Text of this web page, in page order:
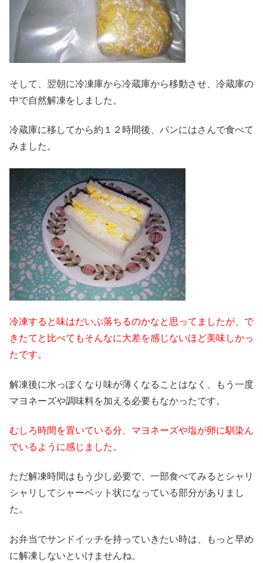
そして、翌朝に冷凍庫から冷蔵庫から移動させ、冷蔵庫の
中で自然解凍をしました。
冷蔵庫に移してから約１２時間後、パンにはさんで食べて
みました。
冷凍すると味はだいぶ落ちるのかなと思ってましたが、で
きたてと比べてもそんなに大差を感じないほど美味しかっ
たです。
解凍後に水っぽくなり味が薄くなることはなく、もう一度
マヨネーズや調味料を加える必要もなかったです。
むしろ時間を置いている分、マヨネーズや塩が卵に馴染ん
でいるように感じました。
ただ解凍時間はもう少し必要で、一部食べてみるとシャリ
シャリしてシャーベット状になっている部分がありまし
た。
お弁当でサンドイッチを持っていきたい時は、もっと早め
に解凍しないといけませんね。